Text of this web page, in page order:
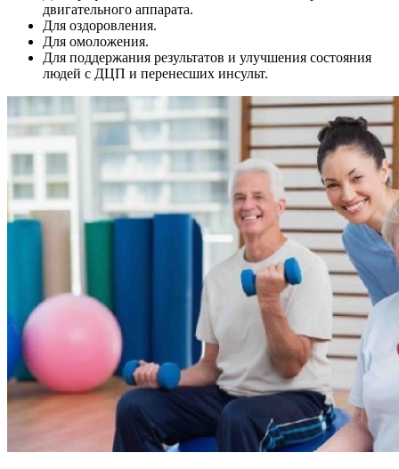
двигательного аппарата.
Для оздоровления.
Для омоложения.
Для поддержания результатов и улучшения состояния
людей с ДЦП и перенесших инсульт.